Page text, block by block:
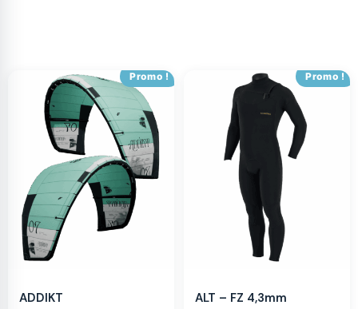
Promo !
ADDIKT
Promo !
ALT – FZ 4,3mm